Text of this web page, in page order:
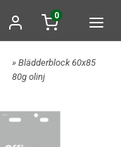
0
» Blädderblock 60x85
80g olinj